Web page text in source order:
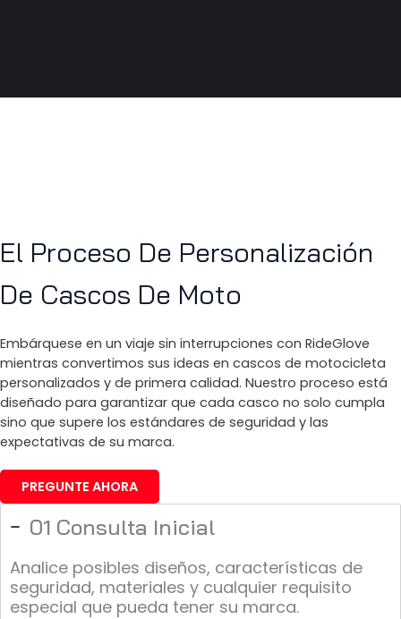
El Proceso De Personalización
De Cascos De Moto
Embárquese en un viaje sin interrupciones con RideGlove
mientras convertimos sus ideas en cascos de motocicleta
personalizados y de primera calidad. Nuestro proceso está
diseñado para garantizar que cada casco no solo cumpla
sino que supere los estándares de seguridad y las
expectativas de su marca.
PREGUNTE AHORA
01 Consulta Inicial
Analice posibles diseños, características de
seguridad, materiales y cualquier requisito
especial que pueda tener su marca.